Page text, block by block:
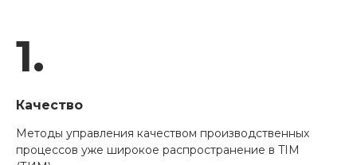
1.
Качество
Методы управления качеством производственных
процессов уже широкое распространение в TIM